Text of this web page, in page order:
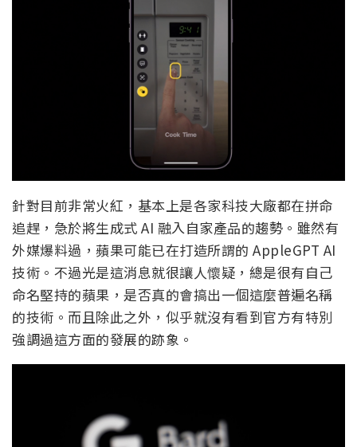
針對目前非常火紅，基本上是各家科技大廠都在拼命
追趕，急於將生成式 AI 融入自家產品的趨勢。雖然有
外媒爆料過，蘋果可能已在打造所謂的 AppleGPT AI
技術。不過光是這消息就很讓人懷疑，總是很有自己
命名堅持的蘋果，是否真的會搞出一個這麼普遍名稱
的技術。而且除此之外，似乎就沒有看到官方有特別
強調過這方面的發展的跡象。